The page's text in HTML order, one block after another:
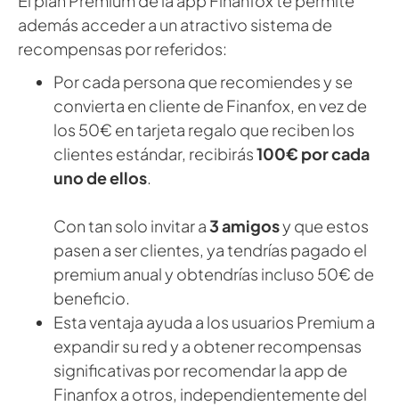
además acceder a un atractivo sistema de
recompensas por referidos:
Por cada persona que recomiendes y se
convierta en cliente de Finanfox, en vez de
los 50€ en tarjeta regalo que reciben los
clientes estándar, recibirás100€ por cada
uno de ellos
Con tan solo invitar a3 amigosy que estos
pasen a ser clientes, ya tendrías pagado el
premium anual y obtendrías incluso 50€ de
beneficio.
Esta ventaja ayuda a los usuarios Premium a
expandir su red y a obtener recompensas
significativas por recomendar la app de
Finanfox a otros, independientemente del